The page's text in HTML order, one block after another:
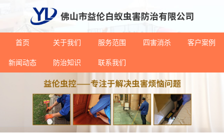
首页 关于我们 服务范围 四害消杀 客户案例
新闻动态 防治知识 联系我们